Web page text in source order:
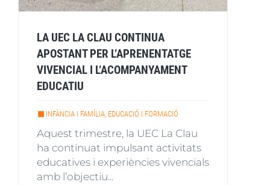
LA UEC LA CLAU CONTINUA
APOSTANT PER L’APRENENTATGE
VIVENCIAL I L’ACOMPANYAMENT
EDUCATIU
INFÀNCIA I FAMÍLIA, EDUCACIÓ I FORMACIÓ
Aquest trimestre, la UEC La Clau
ha continuat impulsant activitats
educatives i experiències vivencials
amb l’objectiu...